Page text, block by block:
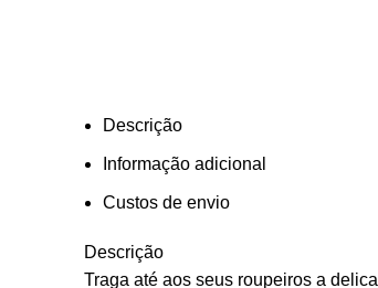
Descrição
Informação adicional
Custos de envio
Descrição
Traga até aos seus roupeiros a